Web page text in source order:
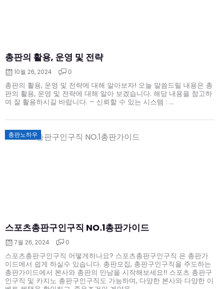
총판의 활용, 운영 및 전략
10월 26, 2024 0
총판의 활용, 운영 및 전략에 대해 알아보자! 오늘 말씀드릴 내용은 총
판의 활용, 운영 및 전략에 대해 알아 보겠습니다. 해당 내용을 참고하
여 잘 활용하시길 바랍니다. – 신뢰할 수 있는 시스템 : ...
총판노하우
스포츠총판구인구직 NO.1총판가이드
Posted
on
7월 26, 2024 0
스포츠총판구인구직 어떻게하나요? 스포츠총판구인구직 은 총판가
이드에서 쉽게 하실수 있습니다. 총판모집, 총판구인구직을 주도하는
총판가이드에서 본사와 총판의 만남을 시작해보세요!! 스포츠 총판구
인구직 및 카지노 총판구인구직도 가능하며, 다양한 본사와 다양한 이